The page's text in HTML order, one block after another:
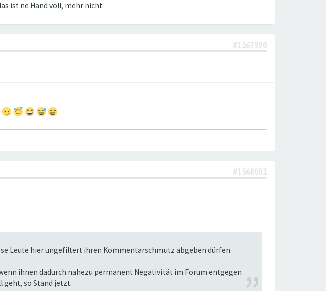
ist ne Hand voll, mehr nicht.
#1567990
#1568001
Leute hier ungefiltert ihren Kommentarschmutz abgeben dürfen.
ihnen dadurch nahezu permanent Negativität im Forum entgegen
geht, so Stand jetzt.